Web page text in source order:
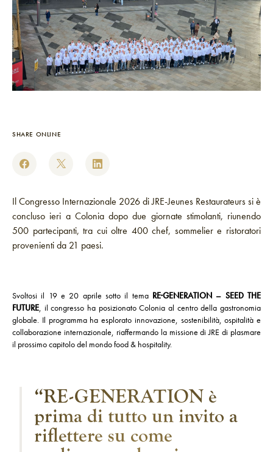
SHARE ONLINE
Il Congresso Internazionale 2026 di JRE-Jeunes Restaurateurs si è
concluso ieri a Colonia dopo due giornate stimolanti, riunendo
500 partecipanti, tra cui oltre 400 chef, sommelier e ristoratori
provenienti da 21 paesi.
Svoltosi il 19 e 20 aprile sotto il tema RE·GENERATION – SEED THE
FUTURE, il congresso ha posizionato Colonia al centro della gastronomia
globale. Il programma ha esplorato innovazione, sostenibilità, ospitalità e
collaborazione internazionale, riaffermando la missione di JRE di plasmare
il prossimo capitolo del mondo food & hospitality.
“RE-GENERATION è
prima di tutto un invito a
riflettere su come